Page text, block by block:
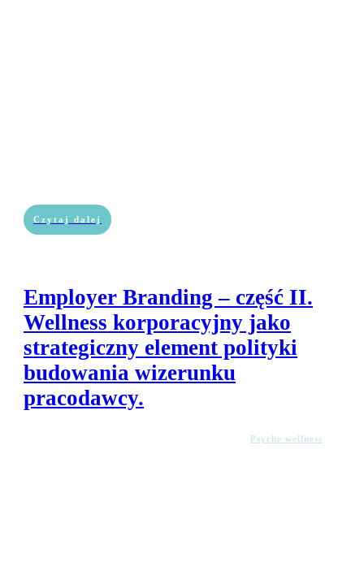
Czytaj dalej
Employer Branding – część II.
Wellness korporacyjny jako
strategiczny element polityki
budowania wizerunku
pracodawcy.
Psyche wellness